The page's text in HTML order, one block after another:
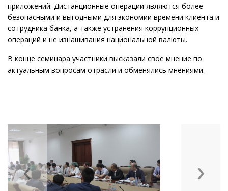
приложений. Дистанционные операции являются более
безопасными и выгодными для экономии времени клиента и
сотрудника банка, а также устранения коррупционных
операций и не изнашивания национальной валюты.
В конце семинара участники высказали свое мнение по
актуальным вопросам отрасли и обменялись мнениями.
‹ ›